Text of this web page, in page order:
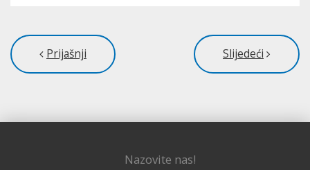
Prijašnji Slijedeći
Nazovite nas!